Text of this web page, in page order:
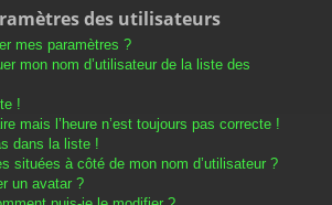
des utilisateurs
mes paramètres ?
mon nom d’utilisateur de la liste des
!
mais l’heure n’est toujours pas correcte !
dans la liste !
situées à côté de mon nom d’utilisateur ?
un avatar ?